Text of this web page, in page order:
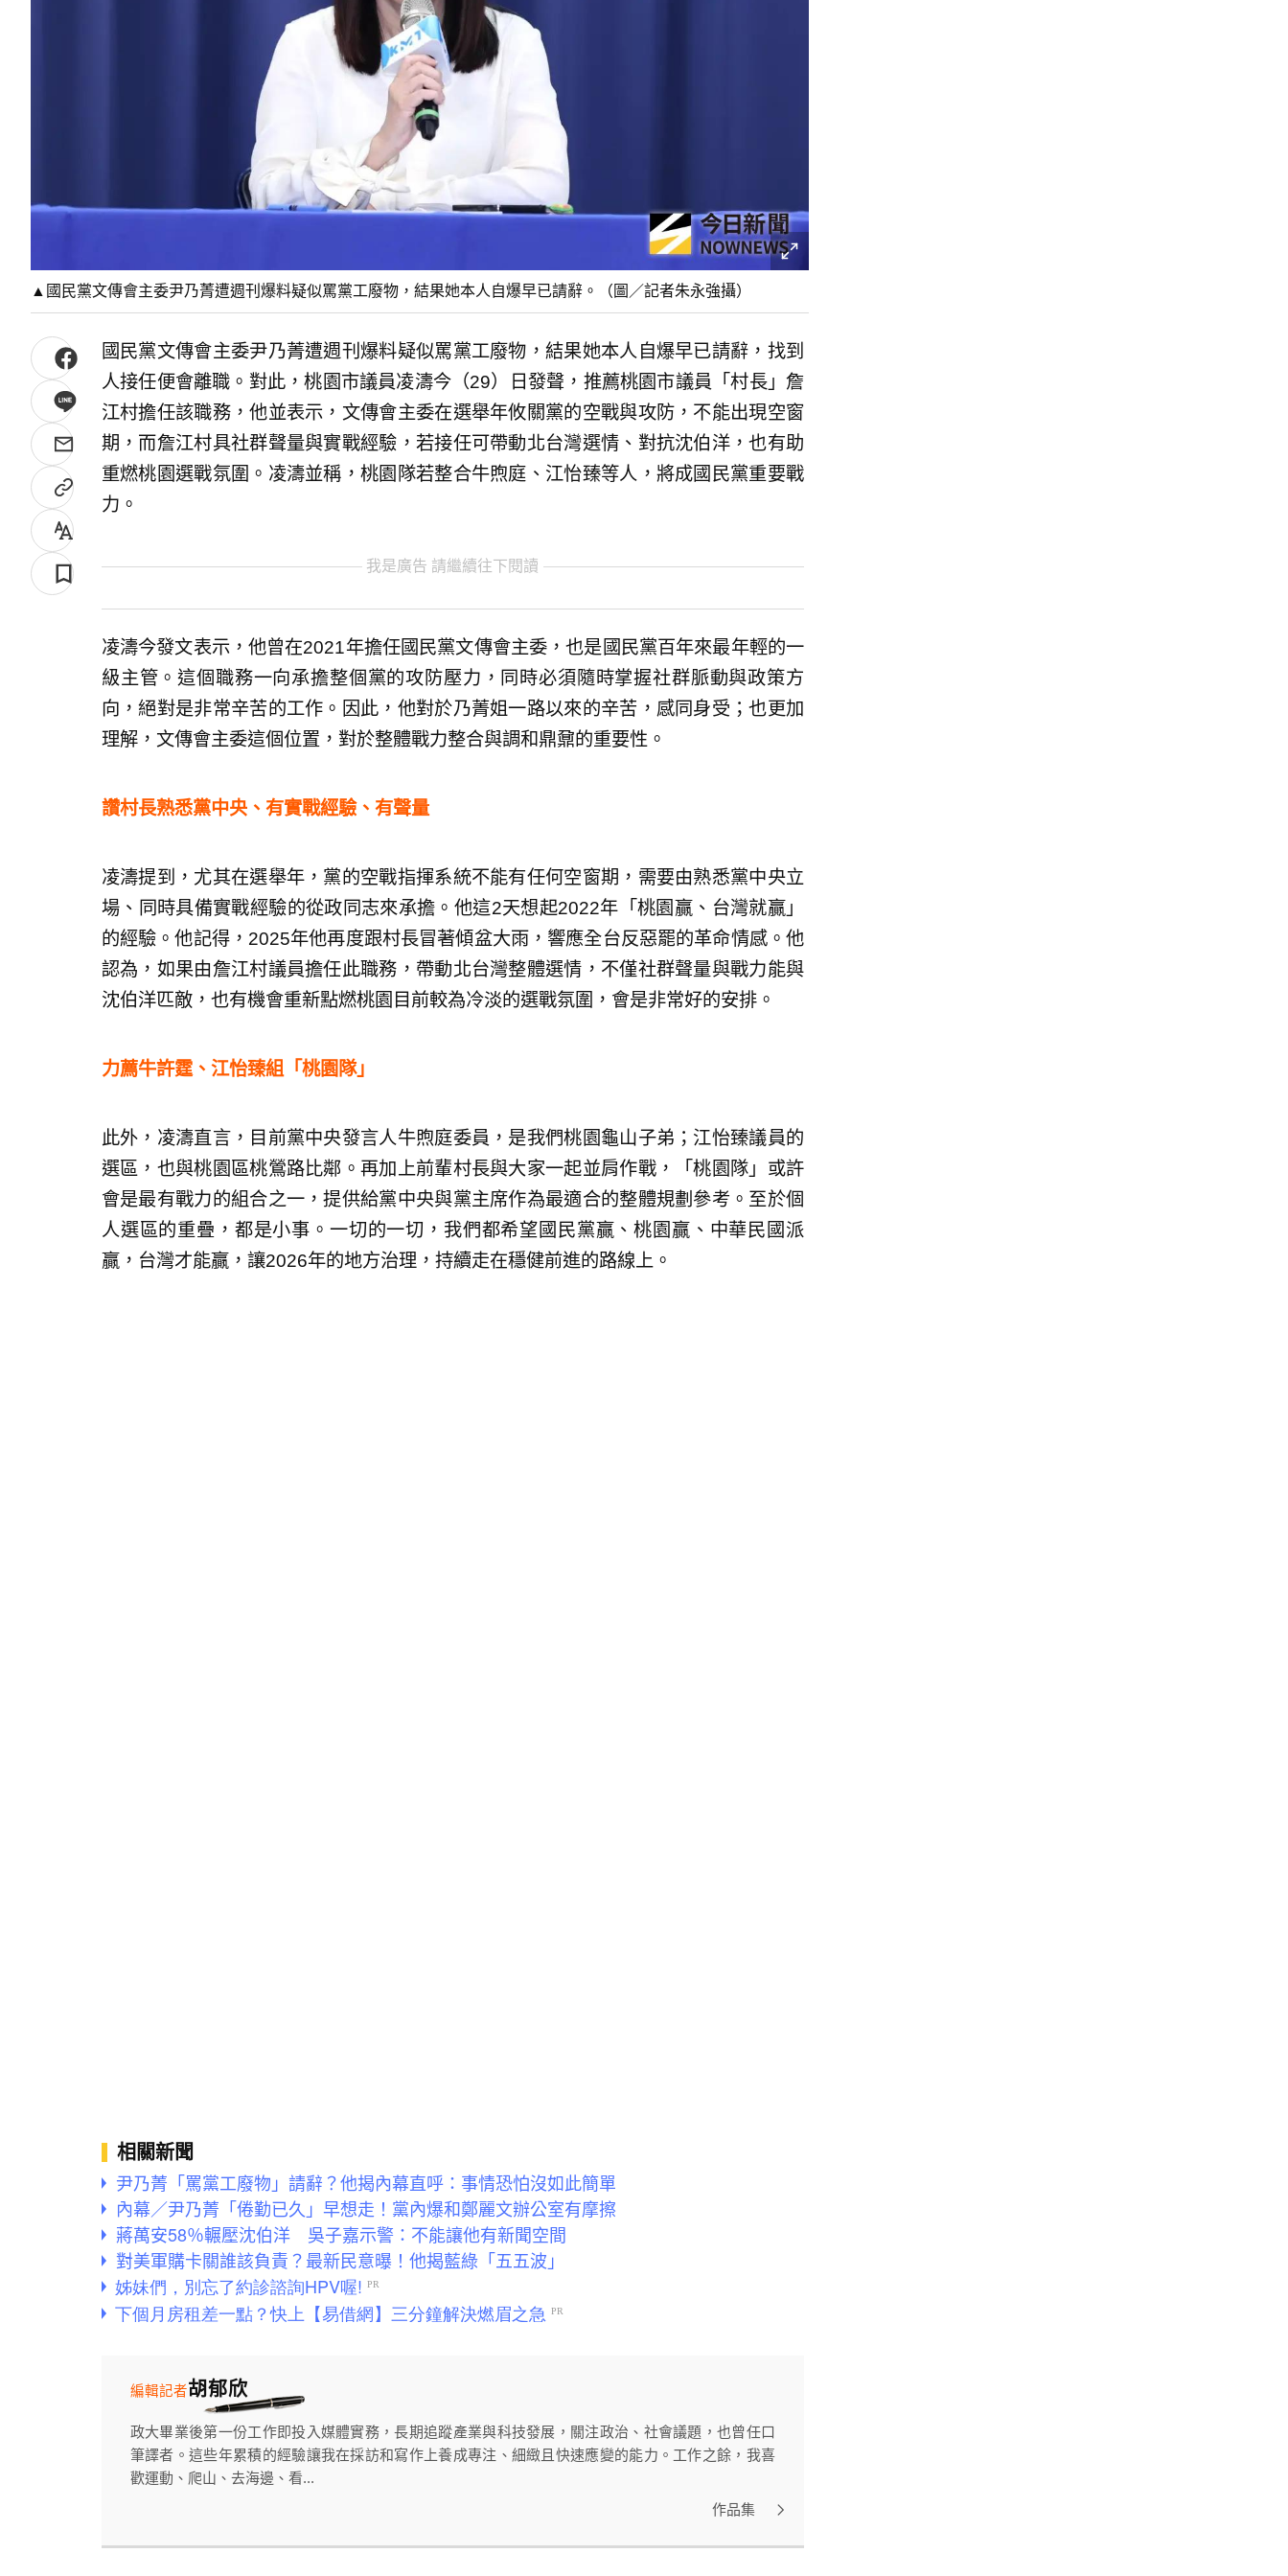
▲國民黨文傳會主委尹乃菁遭週刊爆料疑似罵黨工廢物，結果她本人自爆早已請辭。（圖／記者朱永強攝）
國民黨文傳會主委尹乃菁遭週刊爆料疑似罵黨工廢物，結果她本人自爆早已請辭，找到
人接任便會離職。對此，桃園市議員凌濤今（29）日發聲，推薦桃園市議員「村長」詹
江村擔任該職務，他並表示，文傳會主委在選舉年攸關黨的空戰與攻防，不能出現空窗
期，而詹江村具社群聲量與實戰經驗，若接任可帶動北台灣選情、對抗沈伯洋，也有助
重燃桃園選戰氛圍。凌濤並稱，桃園隊若整合牛煦庭、江怡臻等人，將成國民黨重要戰
力。
我是廣告 請繼續往下閱讀
凌濤今發文表示，他曾在2021年擔任國民黨文傳會主委，也是國民黨百年來最年輕的一
級主管。這個職務一向承擔整個黨的攻防壓力，同時必須隨時掌握社群脈動與政策方
向，絕對是非常辛苦的工作。因此，他對於乃菁姐一路以來的辛苦，感同身受；也更加
理解，文傳會主委這個位置，對於整體戰力整合與調和鼎鼐的重要性。
讚村長熟悉黨中央、有實戰經驗、有聲量
凌濤提到，尤其在選舉年，黨的空戰指揮系統不能有任何空窗期，需要由熟悉黨中央立
場、同時具備實戰經驗的從政同志來承擔。他這2天想起2022年「桃園贏、台灣就贏」
的經驗。他記得，2025年他再度跟村長冒著傾盆大雨，響應全台反惡罷的革命情感。他
認為，如果由詹江村議員擔任此職務，帶動北台灣整體選情，不僅社群聲量與戰力能與
沈伯洋匹敵，也有機會重新點燃桃園目前較為冷淡的選戰氛圍，會是非常好的安排。
力薦牛許霆、江怡臻組「桃園隊」
此外，凌濤直言，目前黨中央發言人牛煦庭委員，是我們桃園龜山子弟；江怡臻議員的
選區，也與桃園區桃鶯路比鄰。再加上前輩村長與大家一起並肩作戰，「桃園隊」或許
會是最有戰力的組合之一，提供給黨中央與黨主席作為最適合的整體規劃參考。至於個
人選區的重疊，都是小事。一切的一切，我們都希望國民黨贏、桃園贏、中華民國派
贏，台灣才能贏，讓2026年的地方治理，持續走在穩健前進的路線上。
相關新聞
尹乃菁「罵黨工廢物」請辭？他揭內幕直呼：事情恐怕沒如此簡單
內幕／尹乃菁「倦勤已久」早想走！黨內爆和鄭麗文辦公室有摩擦
蔣萬安58％輾壓沈伯洋 吳子嘉示警：不能讓他有新聞空間
對美軍購卡關誰該負責？最新民意曝！他揭藍綠「五五波」
胡郁欣
編輯記者
政大畢業後第一份工作即投入媒體實務，長期追蹤產業與科技發展，關注政治、社會議題，也曾任口
筆譯者。這些年累積的經驗讓我在採訪和寫作上養成專注、細緻且快速應變的能力。工作之餘，我喜
歡運動、爬山、去海邊、看...
作品集